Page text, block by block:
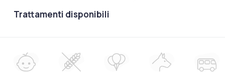
Trattamenti disponibili